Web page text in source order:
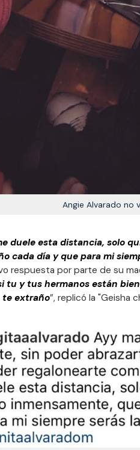
Angie Alvarado no
duele esta distancia, solo
cada día y que para mi
respuesta por parte de su
tu y tus hermanos están
te extraño”, replicó la "Geisha